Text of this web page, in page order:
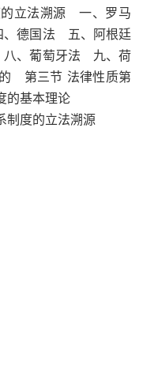
的立法溯源 一、罗马
德国法 五、阿根廷
、葡萄牙法 九、荷
第三节 法律性质第
的基本理论
制度的立法溯源